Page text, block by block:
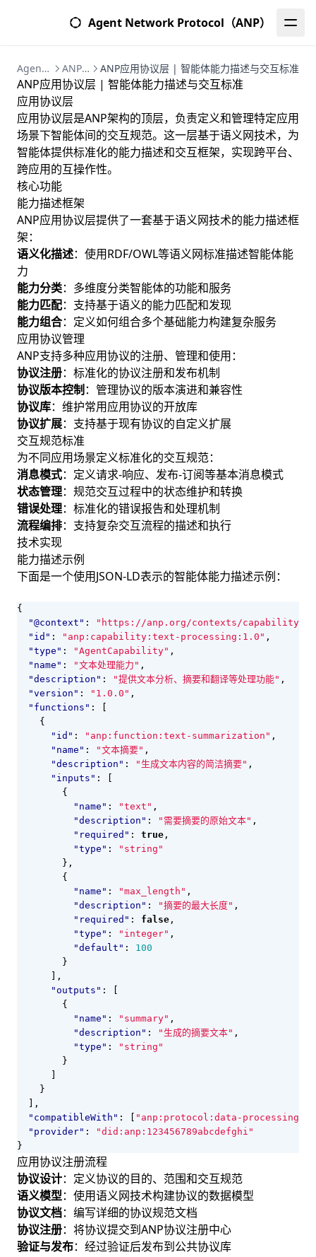
Agent Network Protocol（ANP）
Agent Network Protocol (ANP) | 智能体网络协议完整指南 ANP核心概念 | 智能体网络协议技术架构与组件 ANP应用协议层 | 智能体能力描述与交互标准
ANP应用协议层 | 智能体能力描述与交互标准
应用协议层
应用协议层是ANP架构的顶层，负责定义和管理特定应用
场景下智能体间的交互规范。这一层基于语义网技术，为
智能体提供标准化的能力描述和交互框架，实现跨平台、
跨应用的互操作性。
核心功能
能力描述框架
ANP应用协议层提供了一套基于语义网技术的能力描述框
架：
语义化描述：使用RDF/OWL等语义网标准描述智能体能
力
能力分类：多维度分类智能体的功能和服务
能力匹配：支持基于语义的能力匹配和发现
能力组合：定义如何组合多个基础能力构建复杂服务
应用协议管理
ANP支持多种应用协议的注册、管理和使用：
协议注册：标准化的协议注册和发布机制
协议版本控制 ：管理协议的版本演进和兼容性
协议库：维护常用应用协议的开放库
协议扩展：支持基于现有协议的自定义扩展
交互规范标准
为不同应用场景定义标准化的交互规范：
消息模式：定义请求-响应、发布-订阅等基本消息模式
状态管理：规范交互过程中的状态维护和转换
错误处理：标准化的错误报告和处理机制
流程编排：支持复杂交互流程的描述和执行
技术实现
能力描述示例
下面是一个使用JSON-LD表示的智能体能力描述示例：
{
"@context" :
"https://anp.org/contexts/capability/
"id" : "anp:capability:text-processing:1.0" ,
"type" : "AgentCapability" ,
"name" : "文本处理能力" ,
"description" : "提供文本分析、摘要和翻译等处理功能" ,
"version" : "1.0.0" ,
"functions" :
{
"id" : "anp:function:text-summarization" ,
"name" : "文本摘要" ,
"description" : "生成文本内容的简洁摘要" ,
"inputs" :
{
"name" : "text" ,
"description" : "需要摘要的原始文本" ,
"required" : true ,
"type" :
"string"
},
{
"name" : "max_length" ,
"description" : "摘要的最大长度" ,
"required" : false ,
"type" : "integer" ,
"default" :
100
}
],
"outputs" :
{
"name" : "summary" ,
"description" : "生成的摘要文本" ,
"type" :
"string"
}
}
],
"compatibleWith" :
"anp:protocol:data-
"provider" :
"did:anp:123456789abcdefghi"
}
应用协议注册流程
协议设计：定义协议的目的、范围和交互规范
语义模型：使用语义网技术构建协议的数据模型
协议文档：编写详细的协议规范文档
协议注册：将协议提交到ANP协议注册中心
验证与发布：经过验证后发布到公共协议库